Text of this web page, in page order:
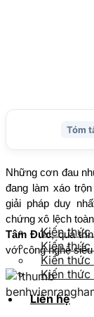
Kiến thức
Kiến thức
Kiến thức
Kiến
Liên hệ
Những cơn đau
đang làm xáo
giải pháp duy
chứng xô lệch
Tâm Đức, quá
với công nghệ